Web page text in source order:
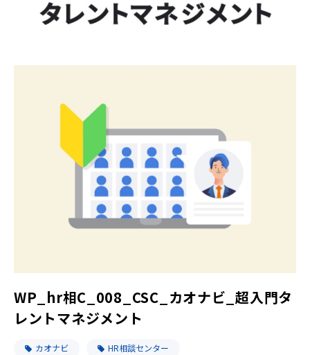
WP_hr相C_008_CSC_カオナビ_超入門タ
レントマネジメント
カオナビ HR相談センター